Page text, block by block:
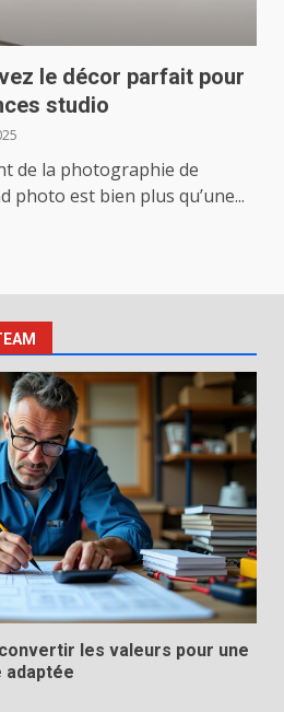
le décor parfait pour
studio
de la photographie de
photo est bien plus qu’une...
les valeurs pour une
adaptée